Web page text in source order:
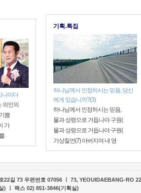
나이다
의인의
쁨
가
기획.특집
하나님께서 인정하시는 믿음, 당신
에게 있습니까?(3)
하나님께서 인정하시는 믿음,
물과 성령으로 거듭나야 구원(
물과 성령으로 거듭나야 구원(
가상칠언(7) 아버지여 내 영
22길 73 우편번호 07056 ㅣ 73, YEOUIDAEBANG-RO
) ㅣ 팩스 02) 851-3846(기획실)